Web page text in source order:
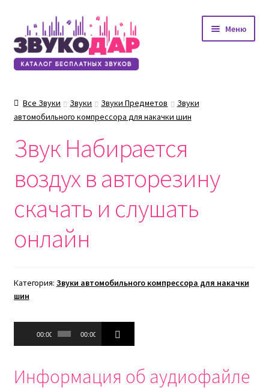
Перейти
к
навигации
Перейти
к
содержимому
Меню
Все Звуки Звуки Звуки Предметов
Звуки
автомобильного компрессора для накачки шин
Звук Набирается
воздух в авторезину
скачать и слушать
онлайн
Категория: Звуки автомобильного компрессора для накачки
шин
Аудиоплеер
00:00 00:00
Информация об аудиофайле